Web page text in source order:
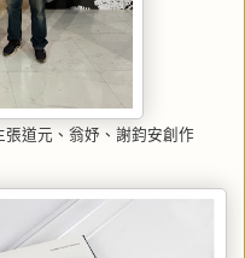
道元、翁妤、謝鈞安創作